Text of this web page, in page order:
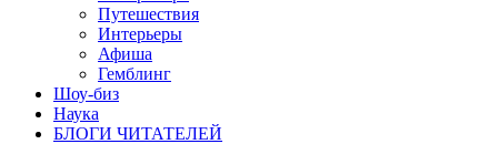
Путешествия
Интерьеры
Афиша
Гемблинг
Шоу-биз
Наука
БЛОГИ ЧИТАТЕЛЕЙ